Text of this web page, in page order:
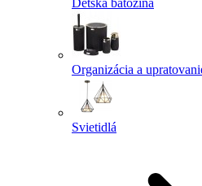
Detská batožina
Organizácia a
Svietidlá